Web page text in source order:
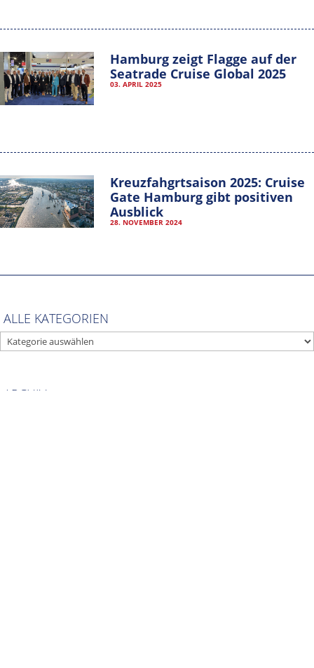
Hamburg zeigt Flagge auf der
Seatrade Cruise Global 2025
03. APRIL 2025
Kreuzfahgrtsaison 2025: Cruise
Gate Hamburg gibt positiven
Ausblick
28. NOVEMBER 2024
ALLE KATEGORIEN
ALLE
KATEGORIEN
ARCHIV
Hamburg Cruise Net e. V.
Wexstrasse 7
20355 Hamburg
DATENSCHUTZERKLÄRUNG